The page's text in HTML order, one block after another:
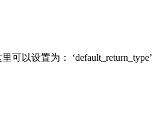
可以设置为： ‘default_return_type’